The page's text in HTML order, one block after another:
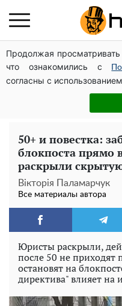
Продолжая
что ознакомились с
согласны с
Может ли Почтовая
входа в исторический
Дроны с наценкой:
миллионы оборонного
фирму в Эстонии
50+ и повестка:
блокпоста прямо
раскрыли
Вікторія Паламарчук
Все материалы автора
Юристы раскрыли,
после 50 не приходят
остановят на
директива" влияет